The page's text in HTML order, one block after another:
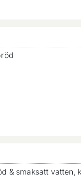
& smaksatt vatten,